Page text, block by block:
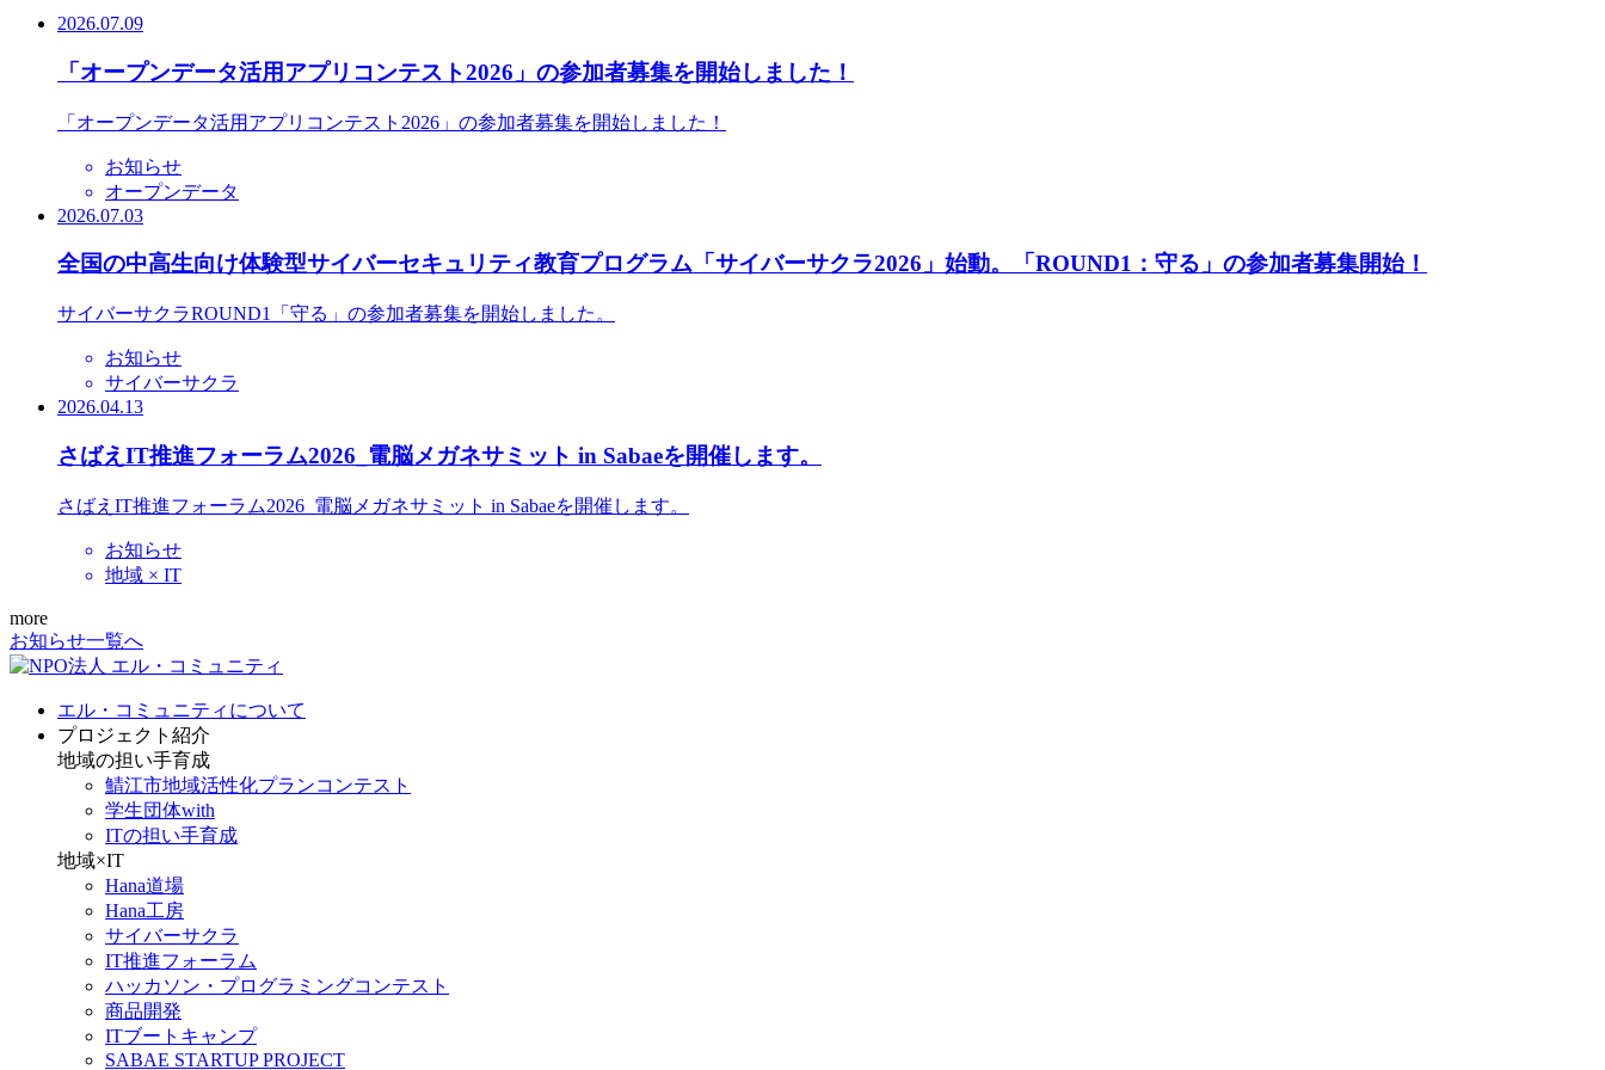
2026.07.09
「オープンデータ活用アプリコンテスト2026」の参加者募集を開始しました！
「オープンデータ活用アプリコンテスト2026」の参加者募集を開始しました！
お知らせ
オープンデータ
2026.07.03
全国の中高生向け体験型サイバーセキュリティ教育プログラム「サイバーサクラ2026」始動。「ROUND1：守る」の参加者募集開始！
サイバーサクラROUND1「守る」の参加者募集を開始しました。
お知らせ
サイバーサクラ
2026.04.13
さばえIT推進フォーラム2026_電脳メガネサミット in Sabaeを開催します。
さばえIT推進フォーラム2026_電脳メガネサミット in Sabaeを開催します。
お知らせ
地域 × IT
more
お知らせ一覧へ
エル・コミュニティについて
プロジェクト紹介
地域の担い手育成
鯖江市地域活性化プランコンテスト
学生団体with
ITの担い手育成
地域×IT
Hana道場
Hana工房
サイバーサクラ
IT推進フォーラム
ハッカソン・プログラミングコンテスト
商品開発
ITブートキャンプ
SABAE STARTUP PROJECT